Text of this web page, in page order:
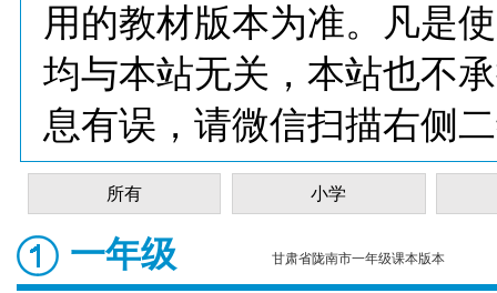
用的教材版本为准。凡是
均与本站无关，本站也不
息有误，请微信扫描右侧
所有 小学
一年级 甘肃省陇南市一年级课本版本